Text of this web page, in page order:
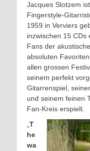
Jacques Stotzem
Fingerstyle-
1959 in Verviers
inzwischen 15 CDs
Fans der
absoluten
allen grossen
seinem perfekt
Gitarrenspiel,
und seinem feinen
Fan-Kreis erspielt.
T
he
wa